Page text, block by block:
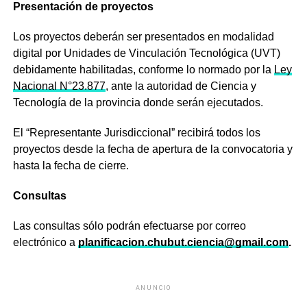
Presentación de proyectos
Los proyectos deberán ser presentados en modalidad
digital por Unidades de Vinculación Tecnológica (UVT)
debidamente habilitadas, conforme lo normado por la Ley
Nacional N°23.877, ante la autoridad de Ciencia y
Tecnología de la provincia donde serán ejecutados.
El “Representante Jurisdiccional” recibirá todos los
proyectos desde la fecha de apertura de la convocatoria y
hasta la fecha de cierre.
Consultas
Las consultas sólo podrán efectuarse por correo
electrónico a planificacion.chubut.ciencia@gmail.com.
ANUNCIO